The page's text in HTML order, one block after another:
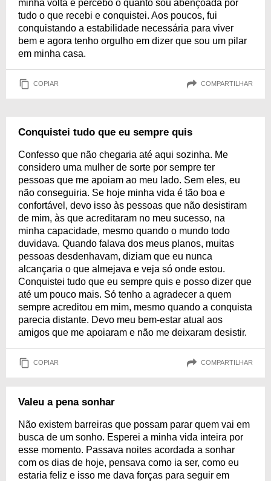
minha volta e percebo o quanto sou abençoada por
tudo o que recebi e conquistei. Aos poucos, fui
conquistando a estabilidade necessária para viver
bem e agora tenho orgulho em dizer que sou um pilar
em minha casa.
COPIAR COMPARTILHAR
Conquistei tudo que eu sempre quis
Confesso que não chegaria até aqui sozinha. Me
considero uma mulher de sorte por sempre ter
pessoas que me apoiam ao meu lado. Sem eles, eu
não conseguiria. Se hoje minha vida é tão boa e
confortável, devo isso às pessoas que não desistiram
de mim, às que acreditaram no meu sucesso, na
minha capacidade, mesmo quando o mundo todo
duvidava. Quando falava dos meus planos, muitas
pessoas desdenhavam, diziam que eu nunca
alcançaria o que almejava e veja só onde estou.
Conquistei tudo que eu sempre quis e posso dizer que
até um pouco mais. Só tenho a agradecer a quem
sempre acreditou em mim, mesmo quando a conquista
parecia distante. Devo meu bem-estar atual aos
amigos que me apoiaram e não me deixaram desistir.
COPIAR COMPARTILHAR
Valeu a pena sonhar
Não existem barreiras que possam parar quem vai em
busca de um sonho. Esperei a minha vida inteira por
esse momento. Passava noites acordada a sonhar
com os dias de hoje, pensava como ia ser, como eu
estaria feliz e isso me dava forças para seguir em